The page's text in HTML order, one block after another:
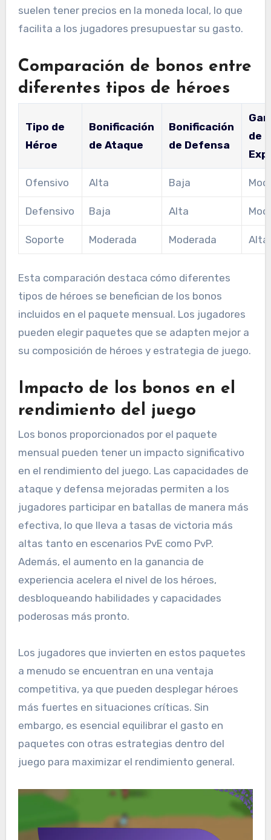
suelen tener precios en la moneda local, lo que
facilita a los jugadores presupuestar su gasto.
Comparación de bonos entre
diferentes tipos de héroes
Tipo de
Héroe
Bonificación
de Ataque
Bonificación
de Defensa
de
Ofensivo Alta Baja
Defensivo Baja Alta
Soporte Moderada Moderada Alta
Esta comparación destaca cómo diferentes
tipos de héroes se benefician de los bonos
incluidos en el paquete mensual. Los jugadores
pueden elegir paquetes que se adapten mejor a
su composición de héroes y estrategia de juego.
Impacto de los bonos en el
rendimiento del juego
Los bonos proporcionados por el paquete
mensual pueden tener un impacto significativo
en el rendimiento del juego. Las capacidades de
ataque y defensa mejoradas permiten a los
jugadores participar en batallas de manera más
efectiva, lo que lleva a tasas de victoria más
altas tanto en escenarios PvE como PvP.
Además, el aumento en la ganancia de
experiencia acelera el nivel de los héroes,
desbloqueando habilidades y capacidades
poderosas más pronto.
Los jugadores que invierten en estos paquetes
a menudo se encuentran en una ventaja
competitiva, ya que pueden desplegar héroes
más fuertes en situaciones críticas. Sin
embargo, es esencial equilibrar el gasto en
paquetes con otras estrategias dentro del
juego para maximizar el rendimiento general.